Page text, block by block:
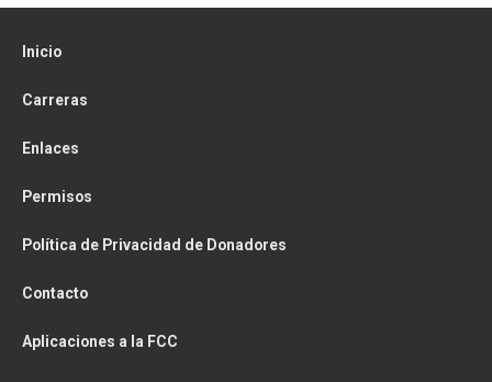
Inicio
Carreras
Enlaces
Permisos
Política de Privacidad de Donadores
Contacto
Aplicaciones a la FCC